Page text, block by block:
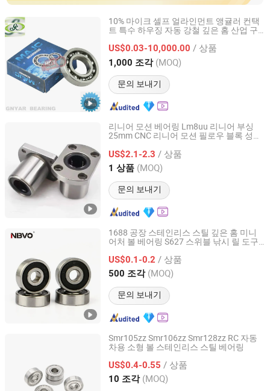
10% 마이크 셀프 얼라인먼트 앵귤러 컨택
트 특수 하우징 자동 강철 깊은 홈 산업 구
US$0.03-10,000.00 / 상품
1,000 조각 (MOQ)
문의 보내기
CIXI GNYAR BEARING CO., LTD.
Zhejiang, China 이후 2018
리니어 모션 베어링 Lm8uu 리니어 부싱
25mm CNC 리니어 모션 필로우 블록 성능
베어링
US$2.1-2.3 / 상품
1 상품 (MOQ)
문의 보내기
Lishui Dinglong Bearing Co., Ltd.
Zhejiang, China 이후 2025
1688 공장 스테인리스 스틸 깊은 홈 미니
어처 볼 베어링 S627 스위블 낚시 릴 도구
US$0.1-0.2 / 상품
500 조각 (MOQ)
문의 보내기
Ningbo NBVO Seiko Bearing Co., Ltd.
Zhejiang, China 이후 2015
Smr105zz Smr106zz Smr128zz RC 자동
차용 소형 볼 스테인리스 스틸 베어링
US$0.4-0.55 / 상품
10 조각 (MOQ)
Shandong Tefule Bearing Co., Ltd
Shandong, China 이후 2026